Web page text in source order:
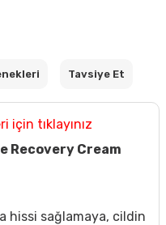
Tavsiye Et
için tıklayınız
Recovery Cream
hissi sağlamaya, cildin